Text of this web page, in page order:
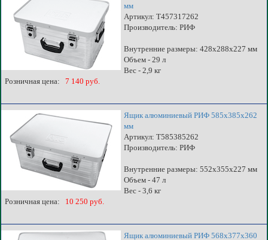
мм
Артикул: T457317262
Производитель: РИФ
Внутренние размеры: 428x288x227 мм
Объем - 29 л
Вес - 2,9 кг
Розничная цена: 7 140 руб.
Ящик алюминиевый РИФ 585х385х262
мм
Артикул: T585385262
Производитель: РИФ
Внутренние размеры: 552x355x227 мм
Объем - 47 л
Вес - 3,6 кг
Розничная цена: 10 250 руб.
Ящик алюминиевый РИФ 568х377х360